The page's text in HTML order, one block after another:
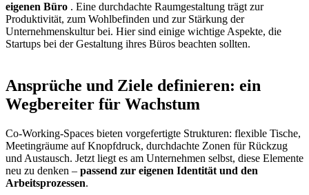
eigenen Büro . Eine durchdachte Raumgestaltung trägt zur
Produktivität, zum Wohlbefinden und zur Stärkung der
Unternehmenskultur bei. Hier sind einige wichtige Aspekte, die
Startups bei der Gestaltung ihres Büros beachten sollten.
Ansprüche und Ziele definieren: ein
Wegbereiter für Wachstum
Co-Working-Spaces bieten vorgefertigte Strukturen: flexible Tische,
Meetingräume auf Knopfdruck, durchdachte Zonen für Rückzug
und Austausch. Jetzt liegt es am Unternehmen selbst, diese Elemente
neu zu denken – passend zur eigenen Identität und den
Arbeitsprozessen.